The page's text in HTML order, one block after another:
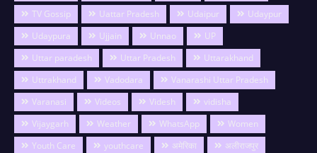
TV Gossip
Uattar Pradesh Udaipur
Udaypur
Udaypura
Ujjain Unnao
UP
Uttar paradesh
Uttar Pradesh
Uttarakhand
Uttrakhand
Vadodara
Vanarashi Uttar Pradesh
Varanasi
Videos Videsh
vidisha
Vijaygarh
Weather WhatsApp
Women
Youth Care
youthcare अमेरिका
अलीराजपुर